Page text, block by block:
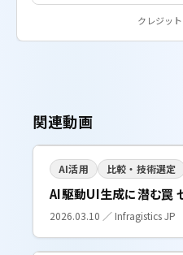
クレジッ
関連動画
AI活用 比較・技術選定
AI駆動UI生成に潜む罠
2026.03.10 ／ Infragistics JP